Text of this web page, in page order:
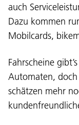
auch
Dazu kommen
Mobilcards,
Fahrscheine
Automaten, doch
schätzen mehr